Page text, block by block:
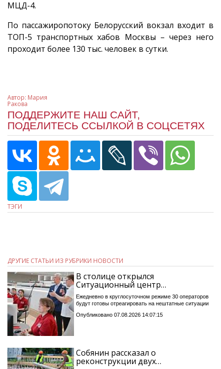
МЦД-4.
По пассажиропотоку Белорусский вокзал входит в
ТОП-5 транспортных хабов Москвы – через него
проходит более 130 тыс. человек в сутки.
Автор: Мария
Ракова
ПОДДЕРЖИТЕ НАШ САЙТ,
ПОДЕЛИТЕСЬ ССЫЛКОЙ В СОЦСЕТЯХ
ТЭГИ
ДРУГИЕ СТАТЬИ ИЗ РУБРИКИ НОВОСТИ
В столице открылся
Ситуационный центр…
Ежедневно в круглосуточном режиме 30 операторов
будут готовы отреагировать на нештатные ситуации
Опубликовано 07.08.2026 14:07:15
Собянин рассказал о
реконструкции двух…